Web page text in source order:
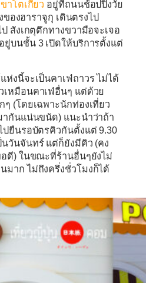
าโตเกียว อยู่ที่ถนนช้อปปิ้งวัย
ของฮาราจูกุ เดินตรงไป
ป สังเกตุตึกทางขวามือจะเจอ
ยู่บนชั้น 3 เปิดให้บริการตั้งแต่
ห่งนี้จะเป็นคาเฟ่ถาวร ไม่ได้
เหมือนคาเฟ่อื่นๆ แต่ด้วย
ๆ (โดยเฉพาะนักท่องเที่ยว
ากันแน่นขนัด) แนะนำว่าถ้า
ปยืนรอบัตรคิวกันตั้งแต่ 9.30
วันจันทร์ แต่ก็ยังมีคิว (คง
อดี) ในขณะที่ร้านอื่นๆยังไม่
มาก ไม่ถึงครึ่งชั่วโมงก็ได้